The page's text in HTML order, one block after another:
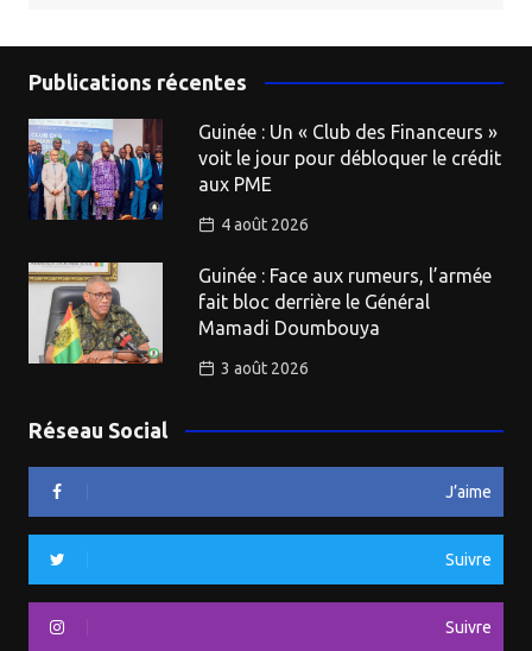
Publications récentes
Guinée : Un « Club des Financeurs »
voit le jour pour débloquer le crédit
aux PME
4 août 2026
Guinée : Face aux rumeurs, l’armée
fait bloc derrière le Général
Mamadi Doumbouya
3 août 2026
Réseau Social
J’aime
Suivre
Suivre